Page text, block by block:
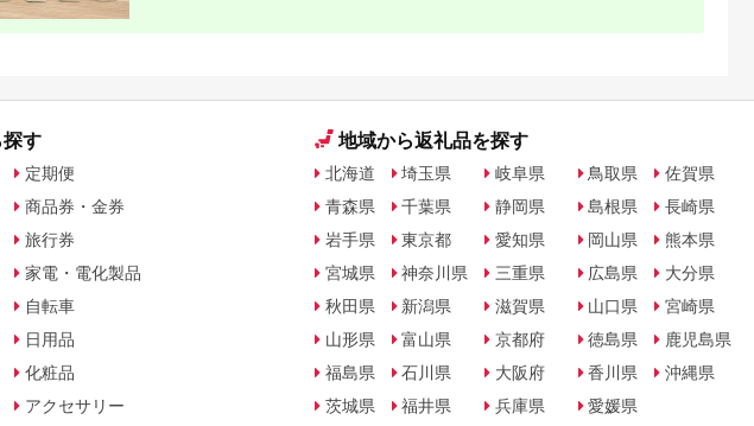
探す
定期便
商品券・金券
旅行券
家電・電化製品
自転車
日用品
化粧品
アクセサリー
地域から返礼品を探す
北海道
青森県
岩手県
宮城県
秋田県
山形県
福島県
茨城県
埼玉県
千葉県
東京都
神奈川県
新潟県
富山県
石川県
福井県
岐阜県
静岡県
愛知県
三重県
滋賀県
京都府
大阪府
兵庫県
鳥取県
島根県
岡山県
広島県
山口県
徳島県
香川県
愛媛県
佐賀県
長崎県
熊本県
大分県
宮崎県
鹿児島県
沖縄県